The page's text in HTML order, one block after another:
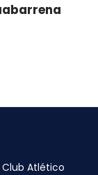
Club Atlético